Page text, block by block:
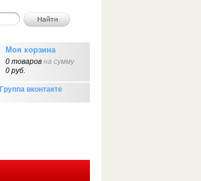
Группа вконтакте
Моя корзина
0 товаров на сумму
0 руб.